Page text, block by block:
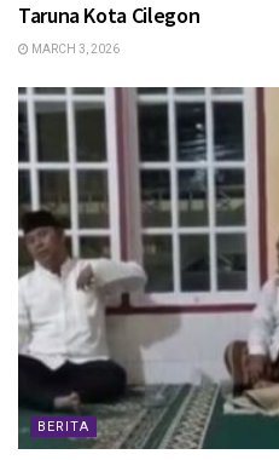
Taruna Kota Cilegon
MARCH 3, 2026
BERITA